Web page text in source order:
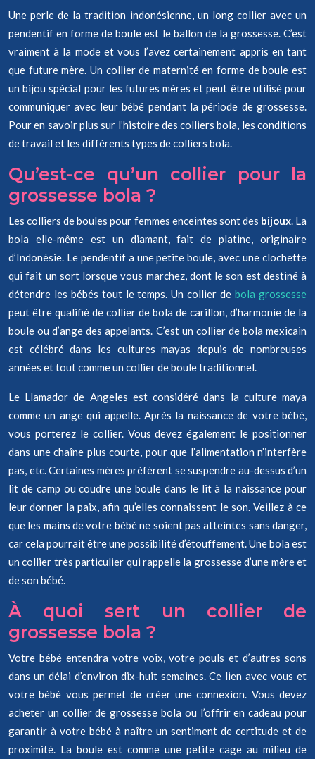
Une perle de la tradition indonésienne, un long collier avec un
pendentif en forme de boule est le ballon de la grossesse. C’est
vraiment à la mode et vous l’avez certainement appris en tant
que future mère. Un collier de maternité en forme de boule est
un bijou spécial pour les futures mères et peut être utilisé pour
communiquer avec leur bébé pendant la période de grossesse.
Pour en savoir plus sur l’histoire des colliers bola, les conditions
de travail et les différents types de colliers bola.
Qu’est-ce qu’un collier pour la
grossesse bola ?
Les colliers de boules pour femmes enceintes sont des bijoux. La
bola elle-même est un diamant, fait de platine, originaire
d’Indonésie. Le pendentif a une petite boule, avec une clochette
qui fait un sort lorsque vous marchez, dont le son est destiné à
détendre les bébés tout le temps. Un collier debola grossesse
peut être qualifié de collier de bola de carillon, d’harmonie de la
boule ou d’ange des appelants. C’est un collier de bola mexicain
est célébré dans les cultures mayas depuis de nombreuses
années et tout comme un collier de boule traditionnel.
Le Llamador de Angeles est considéré dans la culture maya
comme un ange qui appelle. Après la naissance de votre bébé,
vous porterez le collier. Vous devez également le positionner
dans une chaîne plus courte, pour que l’alimentation n’interfère
pas, etc. Certaines mères préfèrent se suspendre au-dessus d’un
lit de camp ou coudre une boule dans le lit à la naissance pour
leur donner la paix, afin qu’elles connaissent le son. Veillez à ce
que les mains de votre bébé ne soient pas atteintes sans danger,
car cela pourrait être une possibilité d’étouffement. Une bola est
un collier très particulier qui rappelle la grossesse d’une mère et
de son bébé.
À quoi sert un collier de
grossesse bola ?
Votre bébé entendra votre voix, votre pouls et d’autres sons
dans un délai d’environ dix-huit semaines. Ce lien avec vous et
votre bébé vous permet de créer une connexion. Vous devez
acheter un collier de grossesse bola ou l’offrir en cadeau pour
garantir à votre bébé à naître un sentiment de certitude et de
proximité. La boule est comme une petite cage au milieu de